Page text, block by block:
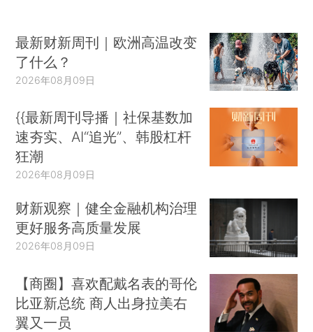
最新财新周刊｜欧洲高温改变
了什么？
2026年08月09日
{{最新周刊导播｜社保基数加
速夯实、AI“追光”、韩股杠杆
狂潮
2026年08月09日
财新观察｜健全金融机构治理
更好服务高质量发展
2026年08月09日
【商圈】喜欢配戴名表的哥伦
比亚新总统 商人出身拉美右
翼又一员